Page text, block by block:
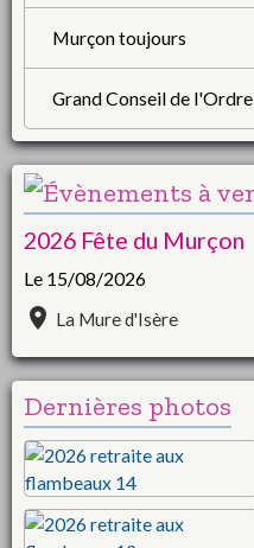
Murçon toujours
Grand Conseil de l'Ordre
2026 Fête du Murçon
Le 15/08/2026
La Mure d'Isère
Dernières photos